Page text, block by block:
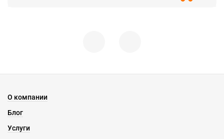
О компании
Блог
Услуги